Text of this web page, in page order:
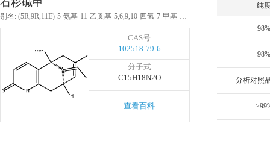
石杉碱甲
别名: (5R,9R,11E)-5-氨基-11-乙叉基-5,6,9,10-四氢-7-甲基-5,9-甲撑环辛并(B)吡啶-2(1H)酮;石杉碱钾A;石杉碱甲
CAS号
102518-79-6
分子式
C15H18N2O
查看百科
纯
98%
98%
分析对照